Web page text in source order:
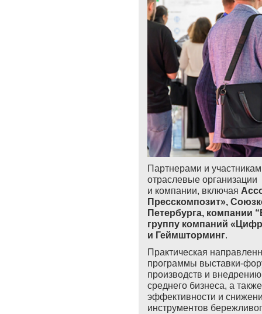
Партнерами и
отраслевые организации
и компании, включая
Пресскомпозит»,
Петербурга, компании
группу компаний
и Геймшторминг.
Практическая
программы выставки-
производств и
среднего бизнеса, а
эффективности и
инструментов